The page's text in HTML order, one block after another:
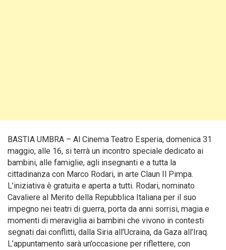
BASTIA UMBRA – Al Cinema Teatro Esperia, domenica 31
maggio, alle 16, si terrà un incontro speciale dedicato ai
bambini, alle famiglie, agli insegnanti e a tutta la
cittadinanza con Marco Rodari, in arte Claun Il Pimpa.
L’iniziativa è gratuita e aperta a tutti. Rodari, nominato
Cavaliere al Merito della Repubblica Italiana per il suo
impegno nei teatri di guerra, porta da anni sorrisi, magia e
momenti di meraviglia ai bambini che vivono in contesti
segnati dai conflitti, dalla Siria all’Ucraina, da Gaza all’Iraq.
L’appuntamento sarà un’occasione per riflettere, con